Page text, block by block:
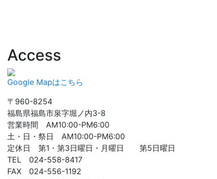
Access
Google Mapはこちら
〒960-8254
福島県福島市泉字堀ノ内3-8
営業時間 AM10:00-PM6:00
土・日・祭日 AM10:00-PM6:00
定休日 第1・第3日曜日・月曜日 第5日曜日
TEL 024-558-8417
FAX 024-556-1192